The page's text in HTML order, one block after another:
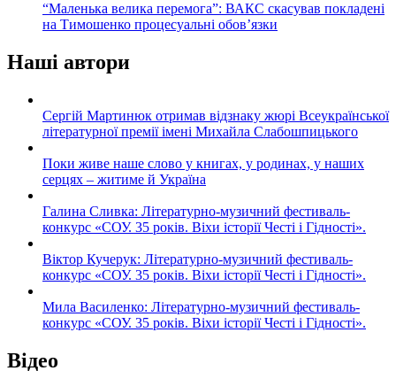
“Маленька велика перемога”: ВАКС скасував покладені
на Тимошенко процесуальні обов’язки
Наші автори
Сергій Мартинюк отримав відзнаку жюрі Всеукраїнської
літературної премії імені Михайла Слабошпицького
Поки живе наше слово у книгах, у родинах, у наших
серцях – житиме й Україна
Галина Сливка: Літературно-музичний фестиваль-
конкурс «СОУ. 35 років. Віхи історії Честі і Гідності».
Віктор Кучерук: Літературно-музичний фестиваль-
конкурс «СОУ. 35 років. Віхи історії Честі і Гідності».
Мила Василенко: Літературно-музичний фестиваль-
конкурс «СОУ. 35 років. Віхи історії Честі і Гідності».
Відео